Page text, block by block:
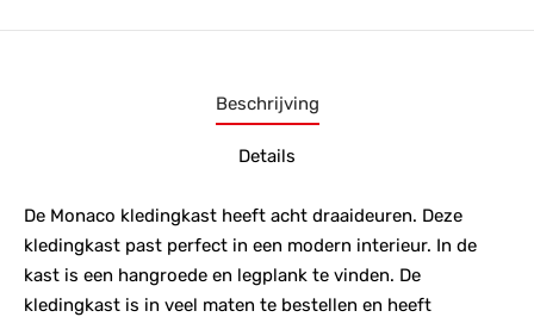
Beschrijving
Details
De Monaco kledingkast heeft acht draaideuren. Deze
kledingkast past perfect in een modern interieur. In de
kast is een hangroede en legplank te vinden. De
kledingkast is in veel maten te bestellen en heeft